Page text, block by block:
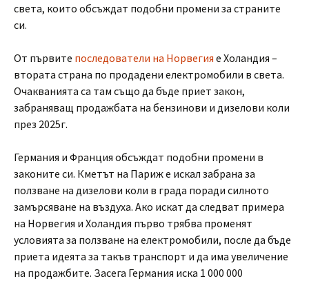
света, които обсъждат подобни промени за страните
си.
От първите последователи на Норвегия е Холандия –
втората страна по продадени електромобили в света.
Очакванията са там също да бъде приет закон,
забраняващ продажбата на бензинови и дизелови коли
през 2025г.
Германия и Франция обсъждат подобни промени в
законите си. Кметът на Париж е искал забрана за
ползване на дизелови коли в града поради силното
замърсяване на въздуха. Ако искат да следват примера
на Норвегия и Холандия първо трябва променят
условията за ползване на електромобили, после да бъде
приета идеята за такъв транспорт и да има увеличение
на продажбите. Засега Германия иска 1 000 000